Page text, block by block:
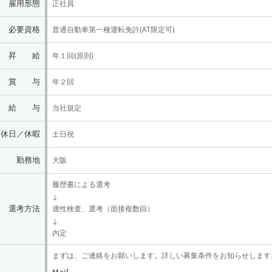
雇用形態 正社員
必要資格 普通自動車第一種運転免許(AT限定可)
昇 給 年１回(原則)
賞 与 年２回
給 与 当社規定
休日／休暇 土日祝
勤務地 大阪
選考方法
履歴書による選考
↓
適性検査、選考（面接複数回）
↓
内定
まずは、ご連絡をお願いします。詳しい募集条件をお知らせしま